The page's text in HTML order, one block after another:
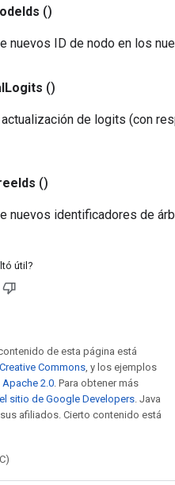
Ids ()
nuevos ID de nodo en los
Logits ()
de logits (con
Ids ()
nuevos identificadores de
útil?
de esta página está
Commons, y los ejemplos
Apache 2.0. Para obtener más
sitio de Google Developers. Java
afiliados. Cierto contenido está